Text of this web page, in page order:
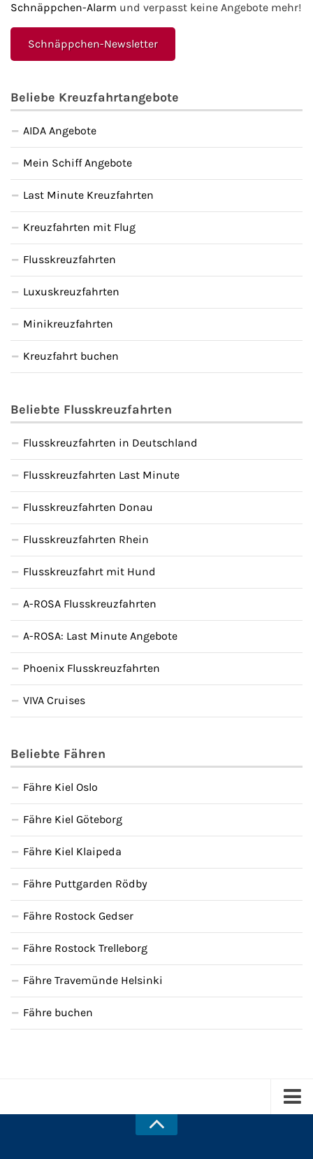
Schnäppchen-Alarm und verpasst keine Angebote mehr!
Schnäppchen-Newsletter
Beliebe Kreuzfahrtangebote
AIDA Angebote
Mein Schiff Angebote
Last Minute Kreuzfahrten
Kreuzfahrten mit Flug
Flusskreuzfahrten
Luxuskreuzfahrten
Minikreuzfahrten
Kreuzfahrt buchen
Beliebte Flusskreuzfahrten
Flusskreuzfahrten in Deutschland
Flusskreuzfahrten Last Minute
Flusskreuzfahrten Donau
Flusskreuzfahrten Rhein
Flusskreuzfahrt mit Hund
A-ROSA Flusskreuzfahrten
A-ROSA: Last Minute Angebote
Phoenix Flusskreuzfahrten
VIVA Cruises
Beliebte Fähren
Fähre Kiel Oslo
Fähre Kiel Göteborg
Fähre Kiel Klaipeda
Fähre Puttgarden Rödby
Fähre Rostock Gedser
Fähre Rostock Trelleborg
Fähre Travemünde Helsinki
Fähre buchen